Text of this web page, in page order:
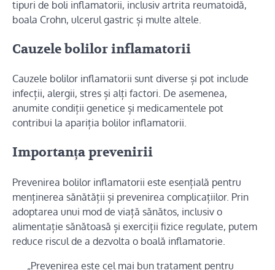
tipuri de boli inflamatorii, inclusiv artrita reumatoidă,
boala Crohn, ulcerul gastric și multe altele.
Cauzele bolilor inflamatorii
Cauzele bolilor inflamatorii sunt diverse și pot include
infecții, alergii, stres și alți factori. De asemenea,
anumite condiții genetice și medicamentele pot
contribui la apariția bolilor inflamatorii.
Importanța prevenirii
Prevenirea bolilor inflamatorii este esențială pentru
menținerea sănătății și prevenirea complicațiilor. Prin
adoptarea unui mod de viață sănătos, inclusiv o
alimentație sănătoasă și exerciții fizice regulate, putem
reduce riscul de a dezvolta o boală inflamatorie.
„Prevenirea este cel mai bun tratament pentru